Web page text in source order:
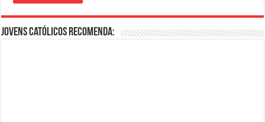
Jovens Católicos Recomenda: